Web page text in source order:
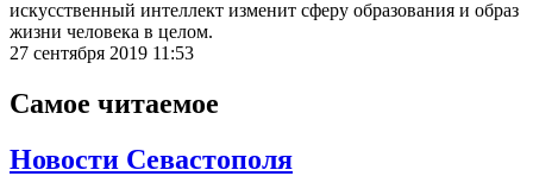
искусственный интеллект изменит сферу образования и образ
жизни человека в целом.
27 сентября 2019 11:53
Самое читаемое
Новости Севастополя